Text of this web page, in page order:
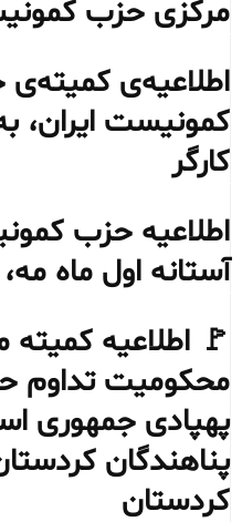
مرکزی حزب
اطلاعیه‌ی
کمونیست ایران،
کارگر
اطلاعیه حزب
آستانه اول ماه
🚩 اطلاعیه
محکومیت تداوم
پهپادی جمهوری
پناهندگان
کردستان